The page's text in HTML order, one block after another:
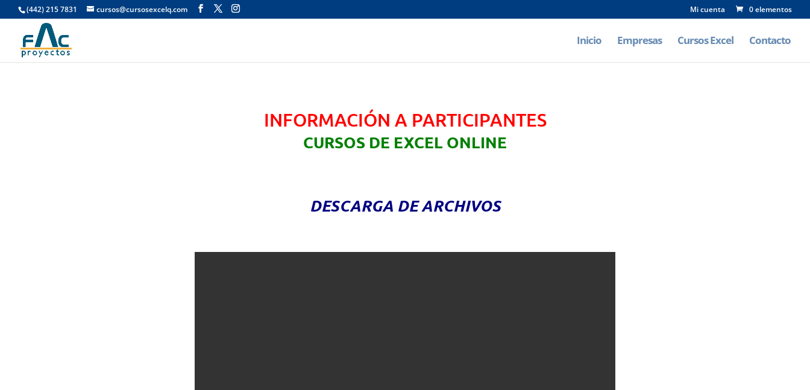
(442) 215 7831 cursos@cursosexcelq.com Mi cuenta 0 elementos
Inicio Empresas Cursos Excel Contacto
INFORMACIÓN A PARTICIPANTES
CURSOS DE EXCEL ONLINE
DESCARGA DE ARCHIVOS